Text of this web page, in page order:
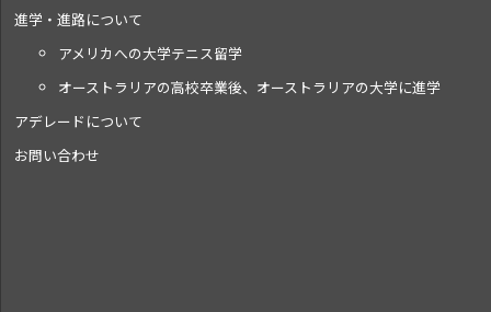
進学・進路について
アメリカへの大学テニス留学
オーストラリアの高校卒業後、オーストラリアの大学に進学
アデレードについて
お問い合わせ